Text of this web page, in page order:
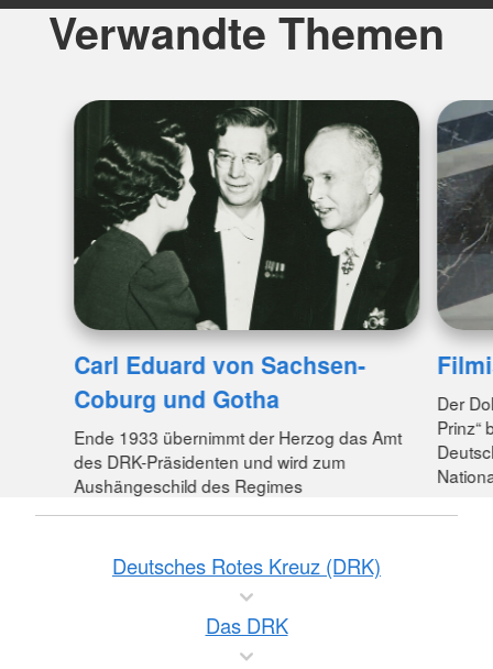
Verwandte Themen
Carl Eduard von Sachsen-
Coburg und Gotha
Ende 1933 übernimmt der Herzog das Amt
des DRK-Präsidenten und wird zum
Aushängeschild des Regimes
Der
Prinz“
Deutsches Rotes Kreuz (DRK)
Das DRK